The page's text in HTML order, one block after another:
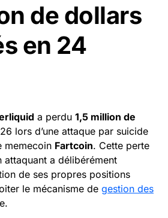
de dollars
en 24
a perdu 1,5 million de
lors d’une attaque par suicide
memecoin Fartcoin. Cette perte
attaquant a délibérément
de ses propres positions
le mécanisme de gestion des